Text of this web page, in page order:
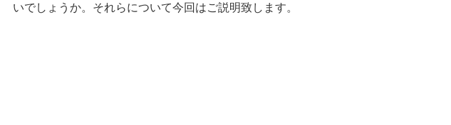
いでしょうか。それらについて今回はご説明致します。